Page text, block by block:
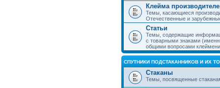
Клейма
Темы, касающиеся
Отечественные и
Статьи
Темы, содержащие
с товарными знаками
общими вопросами
СПУТНИКИ ПОДСТАКАННИКОВ И ИХ
Стаканы
Темы, посвященные